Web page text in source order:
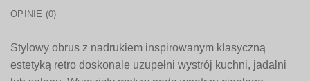
OPINIE (0)
Stylowy obrus z nadrukiem inspirowanym klasyczną
estetyką retro doskonale uzupełni wystrój kuchni, jadalni